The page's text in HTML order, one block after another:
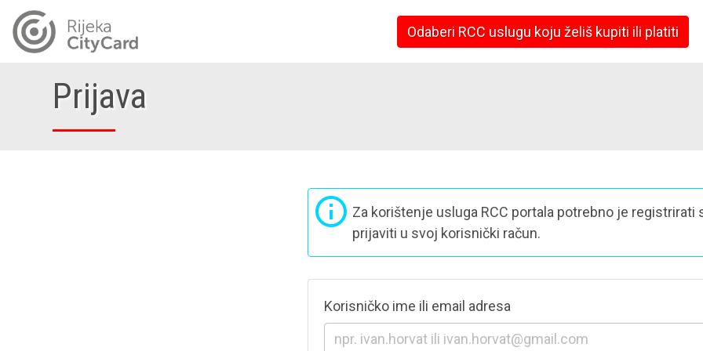
Odaberi RCC uslugu koju želiš kupiti ili platiti
Prijava
Za korištenje usluga RCC portala potrebno je registrirati
prijaviti u svoj korisnički račun.
Korisničko ime ili email adresa